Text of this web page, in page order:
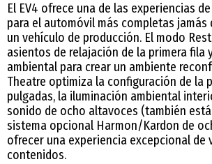
El EV4 ofrece una de las experiencias
para el automóvil más completas jamás
un vehículo de producción. El modo
asientos de relajación de la primera fila
ambiental para crear un ambiente
Theatre optimiza la configuración de la
pulgadas, la iluminación ambiental
sonido de ocho altavoces (también
sistema opcional Harmon/Kardon de
ofrecer una experiencia excepcional de
contenidos.